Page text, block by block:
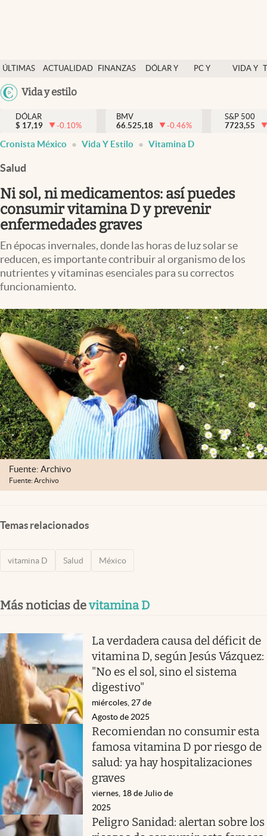
ÚLTIMAS
NOTICIAS
ACTUALIDAD
FINANZAS
DÓLAR Y
PC Y
VIDA Y
México
Vida y estilo
Actualidad
Finanzas y economía
Dólar y mercados
Pc y celular
Vida y estilo
Tv
Clima
Mediakit
abre en nueva pestaña
México
DÓLAR
$ 17,19 -0.10%
BMV
66.525,18
-0.46%
S&P 500
7723,55
Cronista México Vida Y Estilo Vitamina D
Salud
Ni sol, ni medicamentos: así puedes
consumir vitamina D y prevenir
enfermedades graves
En épocas invernales, donde las horas de luz solar se
reducen, es importante contribuir al organismo de los
nutrientes y vitaminas esenciales para su correctos
funcionamiento.
Fuente: Archivo
Fuente: Archivo
Temas relacionados
vitamina D Salud México
Más noticias devitamina D
La verdadera causa del déficit de
vitamina D, según Jesús Vázquez:
"No es el sol, sino el sistema
digestivo"
miércoles, 27 de
Agosto de 2025
Recomiendan no consumir esta
famosa vitamina D por riesgo de
salud: ya hay hospitalizaciones
graves
viernes, 18 de Julio de
2025
Peligro Sanidad: alertan sobre los